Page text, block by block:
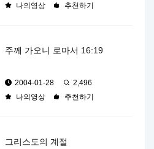
나의영상 추천하기
주께 가오니 로마서 16:19
2004-01-28
2,496
나의영상
추천하기
그리스도의 계절